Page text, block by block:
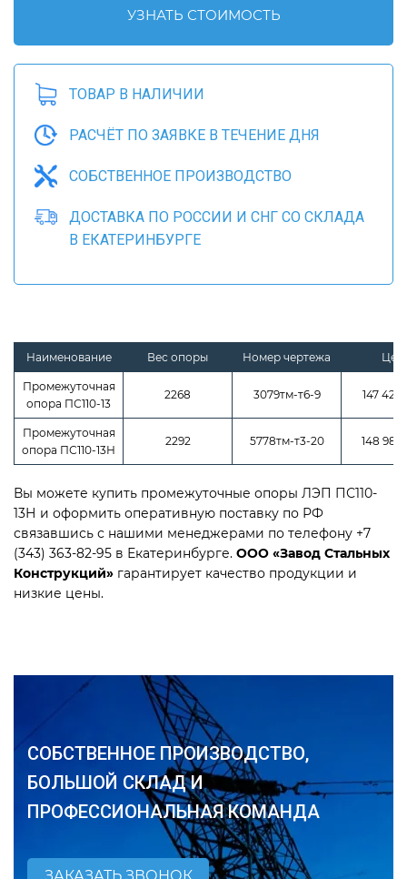
УЗНАТЬ СТОИМОСТЬ
ТОВАР В НАЛИЧИИ
РАСЧЁТ ПО ЗАЯВКЕ В ТЕЧЕНИЕ ДНЯ
СОБСТВЕННОЕ ПРОИЗВОДСТВО
ДОСТАВКА ПО РОССИИ И СНГ СО СКЛАДА
В ЕКАТЕРИНБУРГЕ
Наименование Вес опоры Номер чертежа
Промежуточная
опора ПС110-13
2268 3079тм-т6-9 147 420
Промежуточная
опора ПС110-13Н
2292 5778тм-т3-20 148 980
Вы можете купить промежуточные опоры ЛЭП ПС110-
13Н и оформить оперативную поставку по РФ
связавшись с нашими менеджерами по телефону +7
(343) 363-82-95 в Екатеринбурге. ООО «Завод Стальных
Конструкций» гарантирует качество продукции и
низкие цены.
СОБСТВЕННОЕ ПРОИЗВОДСТВО,
БОЛЬШОЙ СКЛАД И
ПРОФЕССИОНАЛЬНАЯ КОМАНДА